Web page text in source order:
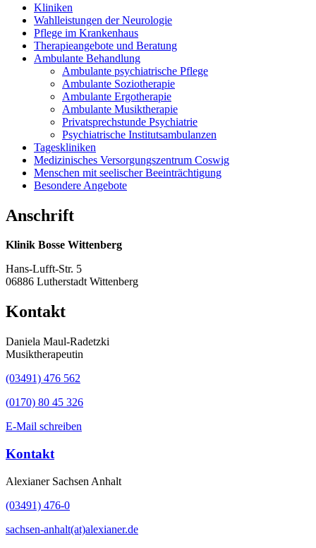
Kliniken
Wahlleistungen der Neurologie
Pflege im Krankenhaus
Therapieangebote und Beratung
Ambulante Behandlung
Ambulante psychiatrische Pflege
Ambulante Soziotherapie
Ambulante Ergotherapie
Ambulante Musiktherapie
Privatsprechstunde Psychiatrie
Psychiatrische Institutsambulanzen
Tageskliniken
Medizinisches Versorgungszentrum Coswig
Menschen mit seelischer Beeinträchtigung
Besondere Angebote
Anschrift
Klinik Bosse Wittenberg
Hans-Lufft-Str. 5
06886 Lutherstadt Wittenberg
Kontakt
Daniela Maul-Radetzki
Musiktherapeutin
(03491) 476 562
(0170) 80 45 326
E-Mail schreiben
Kontakt
Alexianer Sachsen Anhalt
(03491) 476-0
sachsen-anhalt(at)alexianer.de